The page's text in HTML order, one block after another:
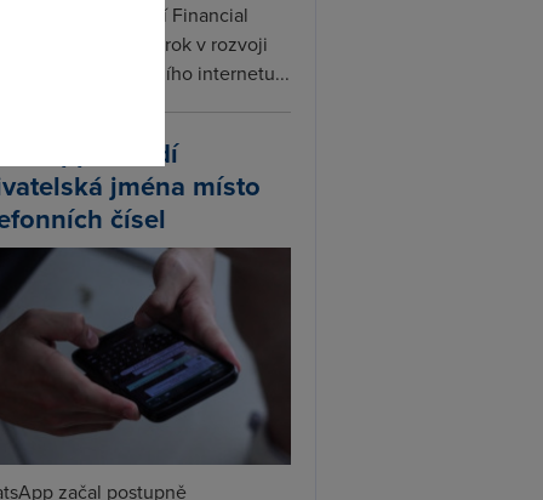
podle informací Financial
připravuje další krok v rozvoji
Vedle satelitního internetu...
zavádí
jména místo
čísel
začal postupně